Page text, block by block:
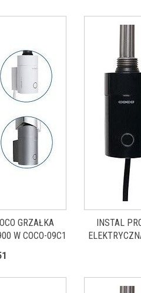
GRZAŁKA
W COCO-09C1
INSTAL